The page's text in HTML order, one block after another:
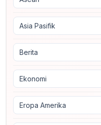
Asia Pasifik
Berita
Ekonomi
Eropa Amerika